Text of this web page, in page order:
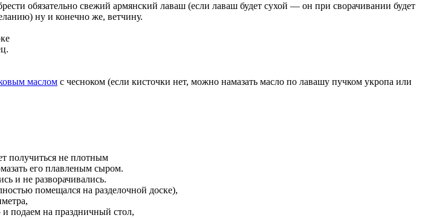
обязательно свежий армянский лаваш (если лаваш будет сухой — он при сворачивании будет
ну и конечно же, ветчину.
маслом с чесноком (если кисточки нет, можно намазать масло по лавашу пучком укропа или
получиться не плотным
его плавленым сыром.
и не разворачивались.
помещался на разделочной доске),
подаем на праздничный стол,